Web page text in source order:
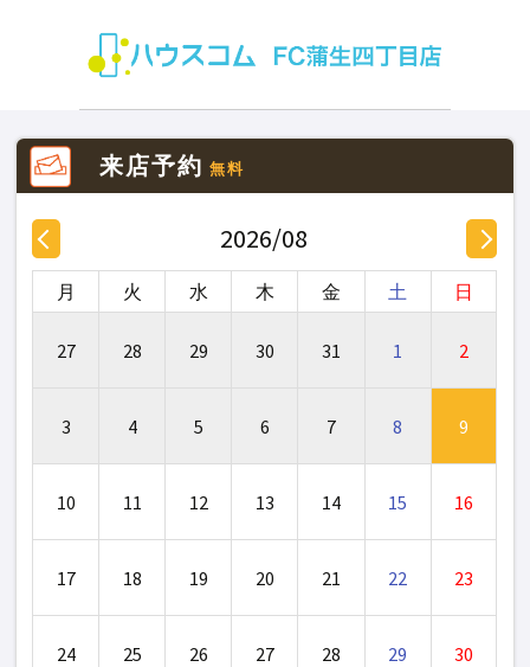
来店予約 無料
2026/08
月 火 水 木 金 土 日
27 28 29 30 31 1 2
3 4 5 6 7 8 9
10 11 12 13 14 15 16
17 18 19 20 21 22 23
24 25 26 27 28 29 30